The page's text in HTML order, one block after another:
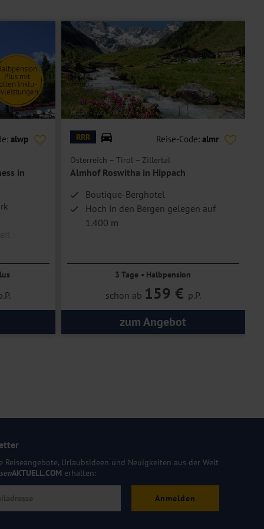
Plus mit
Inklu-
alwp
in
&
alle
© by paul - stock.adobe.com
RRR Reise-Code: almr
Österreich – Tirol – Zillertal
Almhof Roswitha in Hippach
Boutique-Berghotel
Hoch in den Bergen gelegen auf
1.400 m
3 Tage • Halbpension
schon ab 159 € p.P.
zum Angebot
Reiseangebote, Urlaubsideen und Neuigkeiten aus der Welt
AKTUELL.COM erhalten:
Anmelden